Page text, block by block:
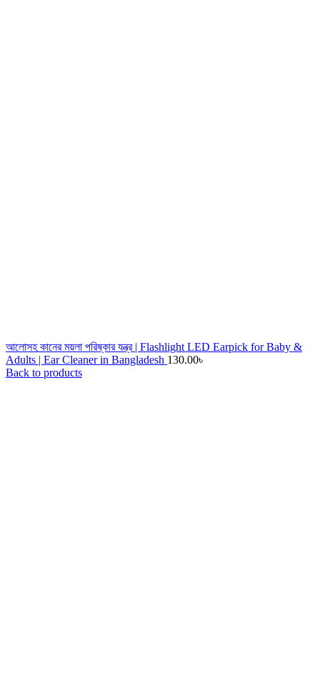
আলোসহ কানের ময়লা পরিষ্কার যন্ত্র | Flashlight LED Earpick for Baby &
Adults | Ear Cleaner in Bangladesh 130.00৳
Back to products